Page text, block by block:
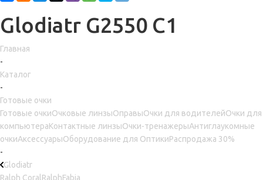
Glodiatr G2550 C1
Главная
-
Каталог
-
Готовые очки
Готовые очкиОчковые линзыОправыОчки для водителейОчки для
компьютераКонтактные линзыОчки-тренажерыАнтиглаукомные
очкиАксессуарыОборудование для ОптикиРаспродажа 30%
-
Glodiatr
Ralph Coral RalphFabia